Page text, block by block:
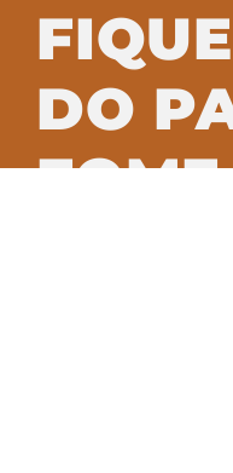
DO
FOME